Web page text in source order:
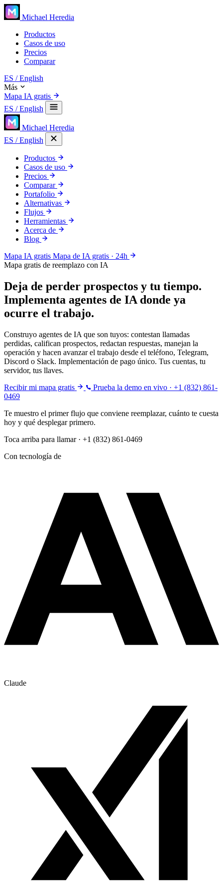
Michael Heredia
Productos
Casos de uso
Precios
Comparar
ES / English
Más
Mapa IA gratis
ES / English
Michael Heredia
ES / English
Productos
Casos de uso
Precios
Comparar
Portafolio
Alternativas
Flujos
Herramientas
Acerca de
Blog
Mapa IA gratis Mapa de IA gratis · 24h
Mapa gratis de reemplazo con IA
Deja de perder prospectos y tu tiempo.
Implementa agentes de IA donde ya
ocurre el trabajo.
Construyo agentes de IA que son tuyos: contestan llamadas
perdidas, califican prospectos, redactan respuestas, manejan la
operación y hacen avanzar el trabajo desde el teléfono, Telegram,
Discord o Slack. Implementación de pago único. Tus cuentas, tu
servidor, tus llaves.
Recibir mi mapa gratis
Prueba la demo en vivo · +1 (832) 861-
0469
Te muestro el primer flujo que conviene reemplazar, cuánto te cuesta
hoy y qué desplegar primero.
Toca arriba para llamar · +1 (832) 861-0469
Con tecnología de
Claude